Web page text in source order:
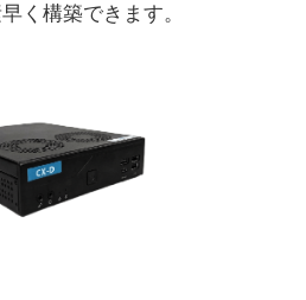
く構築できます。